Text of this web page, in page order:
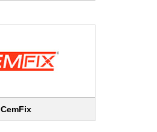
CemFix